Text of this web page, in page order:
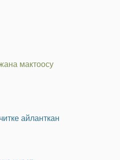
мактоосу
айланткан